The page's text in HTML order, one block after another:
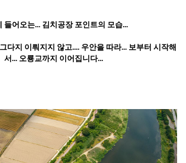
들어오는... 김치공장 포인트의 모습...
다지 이뤄지지 않고.... 우안을 따라... 보부터 시작해
서... 오룡교까지 이어집니다...